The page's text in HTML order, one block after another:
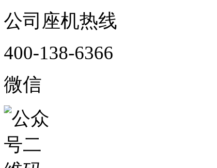
公司座机热线
400-138-6366
微信